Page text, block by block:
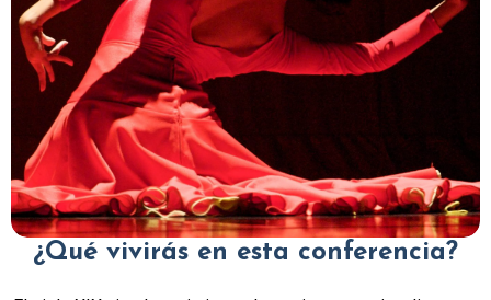
¿Qué vivirás en esta conferencia?